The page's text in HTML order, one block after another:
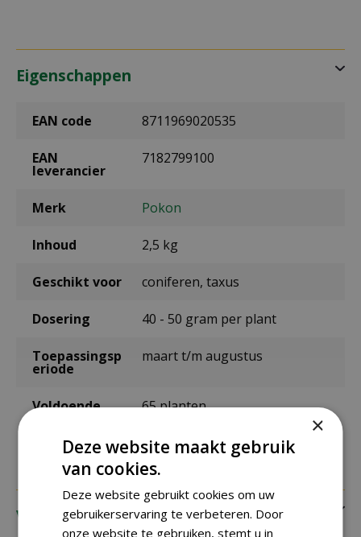
Eigenschappen
EAN code 8711969020535
EAN
leverancier
7182799100
Merk Pokon
Inhoud 2,5 kg
Geschikt voor coniferen, taxus
Dosering 40 - 50 gram per plant
Toepassingsp
eriode
maart t/m augustus
Voldoende 65 planten
Verzending
×
Deze website maakt gebruik
van cookies.
Deze website gebruikt cookies om uw
gebruikerservaring te verbeteren. Door
onze website te gebruiken, stemt u in